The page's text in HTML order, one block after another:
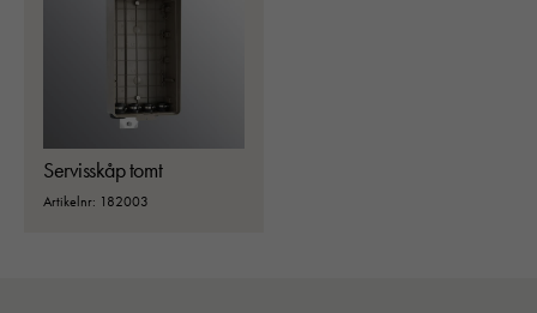
Servisskåp tomt
Artikelnr: 182003